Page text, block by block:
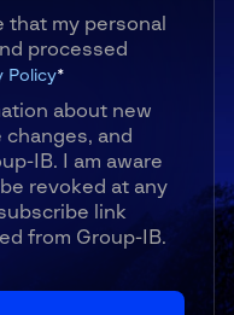
that my personal
processed
Policy*
about new
and
IB. I am aware
revoked at any
link
from Group-IB.